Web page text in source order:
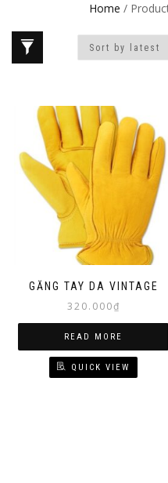
Home /
GĂNG TAY DA VINTAGE
320.000₫
READ MORE
QUICK VIEW